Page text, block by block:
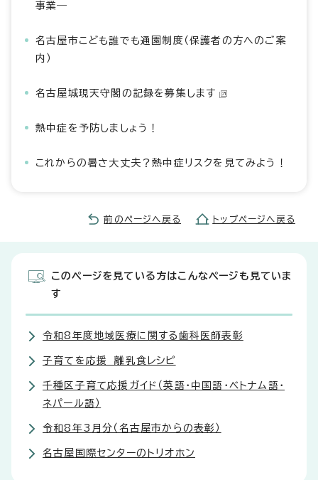
事業―
名古屋市こども誰でも通園制度（保護者の方へのご案
内）
名古屋城現天守閣の記録を募集します
熱中症を予防しましょう！
これからの暑さ大丈夫？熱中症リスクを見てみよう！
前のページへ戻る トップページへ戻る
このページを見ている方はこんなページも見ていま
す
令和8年度地域医療に関する歯科医師表彰
子育てを応援 離乳食レシピ
千種区子育て応援ガイド（英語・中国語・ベトナム語・
ネパール語）
令和8年3月分（名古屋市からの表彰）
名古屋国際センターのトリオホン